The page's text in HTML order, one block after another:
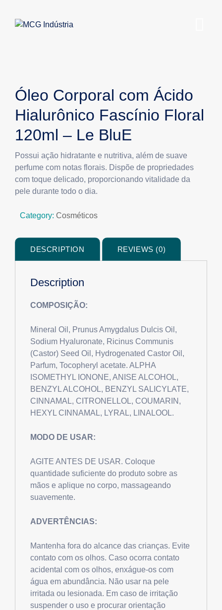
Óleo Corporal com Ácido
Hialurônico Fascínio Floral
120ml – Le BluE
Possui ação hidratante e nutritiva, além de suave
perfume com notas florais. Dispõe de propriedades
com toque delicado, proporcionando vitalidade da
pele durante todo o dia.
Category: Cosméticos
DESCRIPTION REVIEWS (0)
Description
COMPOSIÇÃO:
Mineral Oil, Prunus Amygdalus Dulcis Oil,
Sodium Hyaluronate, Ricinus Communis
(Castor) Seed Oil, Hydrogenated Castor Oil,
Parfum, Tocopheryl acetate. ALPHA
ISOMETHYL IONONE, ANISE ALCOHOL,
BENZYL ALCOHOL, BENZYL SALICYLATE,
CINNAMAL, CITRONELLOL, COUMARIN,
HEXYL CINNAMAL, LYRAL, LINALOOL.
MODO DE USAR:
AGITE ANTES DE USAR. Coloque
quantidade suficiente do produto sobre as
mãos e aplique no corpo, massageando
suavemente.
ADVERTÊNCIAS:
Mantenha fora do alcance das crianças. Evite
contato com os olhos. Caso ocorra contato
acidental com os olhos, enxágue-os com
água em abundância. Não usar na pele
irritada ou lesionada. Em caso de irritação
suspender o uso e procurar orientação